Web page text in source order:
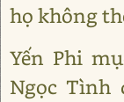
họ không
Yến Phi
Ngọc Tình